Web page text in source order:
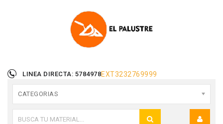
LINEA DIRECTA: 5784978EXT3232769999
CATEGORIAS